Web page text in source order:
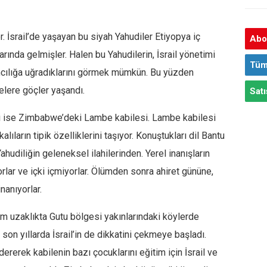
İsrail’de yaşayan bu siyah Yahudiler Etiyopya iç
gelmişler. Halen bu Yahudilerin, İsrail yönetimi
uğradıklarını görmek mümkün. Bu yüzden
göçler yaşandı.
Zimbabwe’deki Lambe kabilesi. Lambe kabilesi
tipik özelliklerini taşıyor. Konuştukları dil Bantu
geleneksel ilahilerinden. Yerel inanışların
ve içki içmiyorlar. Ölümden sonra ahiret gününe,
uzaklıkta Gutu bölgesi yakınlarındaki köylerde
yıllarda İsrail’in de dikkatini çekmeye başladı.
kabilenin bazı çocuklarını eğitim için İsrail ve